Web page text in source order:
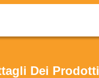
Dei Prodotti